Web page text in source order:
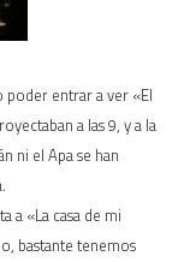
poder entrar a ver «El
a las 9, y a la
ni el Apa se han
a «La casa de mi
bastante tenemos